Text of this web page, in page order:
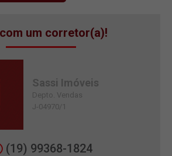
um corretor(a)!
Sassi Imóveis
Depto. Vendas
J-04970/1
(19) 99368-1824